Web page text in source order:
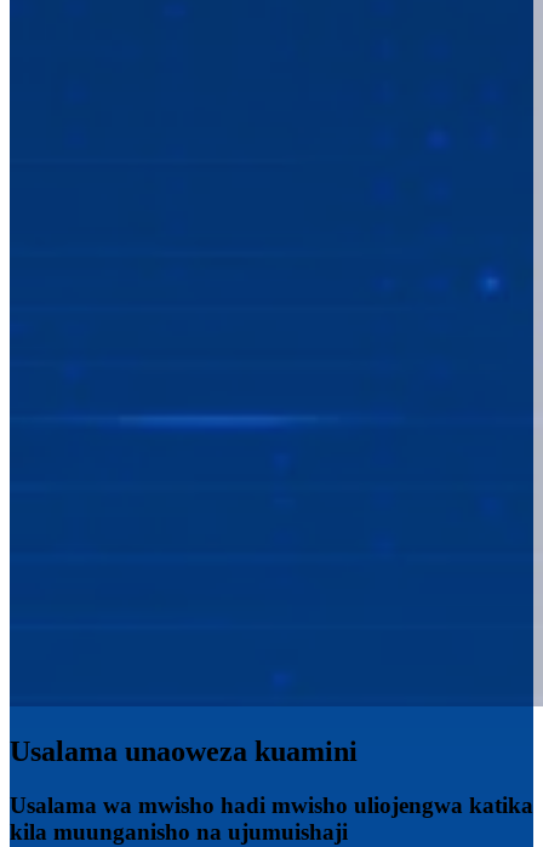
Usalama unaoweza kuamini
Usalama wa mwisho hadi mwisho uliojengwa katika
kila muunganisho na ujumuishaji